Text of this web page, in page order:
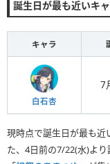
誕生日が最も近いキ
キャラ
白石杏
7
現時点で誕生日が最も近
た、4日前の7/22(水)よ